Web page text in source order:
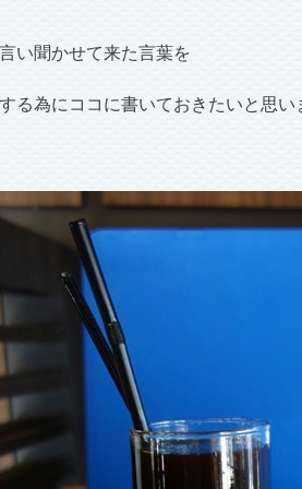
い聞かせて来た言葉を
る為にココに書いておきたいと思い